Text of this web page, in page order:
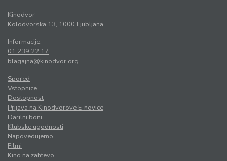
Kinodvor
Kolodvorska 13, 1000 Ljubljana
Informacije:
01 239 22 17
blagajna@kinodvor.org
Spored
Vstopnice
Dostopnost
Prijava na Kinodvorove E-novice
Darilni boni
Klubske ugodnosti
Napovedujemo
Filmi
Kino na zahtevo